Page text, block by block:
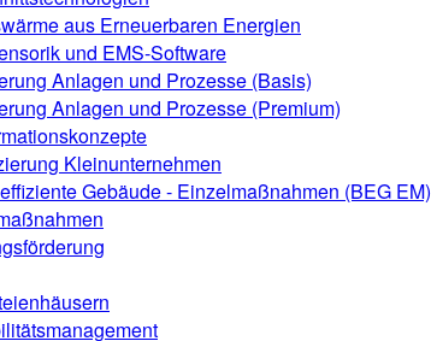
aus Erneuerbaren Energien
und EMS-Software
Anlagen und Prozesse (Basis)
Anlagen und Prozesse (Premium)
Kleinunternehmen
Gebäude - Einzelmaßnahmen (BEG EM)